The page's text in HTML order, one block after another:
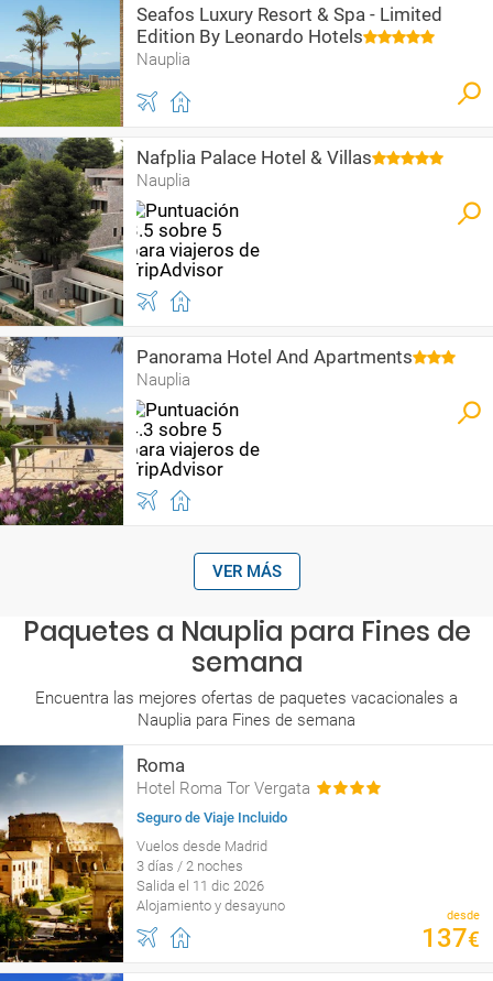
Seafos Luxury Resort & Spa - Limited
Edition By Leonardo Hotels
Nauplia
Nafplia Palace Hotel & Villas
Nauplia
Panorama Hotel And Apartments
Nauplia
VER MÁS
Paquetes a Nauplia para Fines de
semana
Encuentra las mejores ofertas de paquetes vacacionales a
Nauplia para Fines de semana
Roma
Hotel Roma Tor Vergata
Seguro de Viaje Incluido
Vuelos desde Madrid
3 días / 2 noches
Salida el 11 dic 2026
Alojamiento y desayuno
desde
137€